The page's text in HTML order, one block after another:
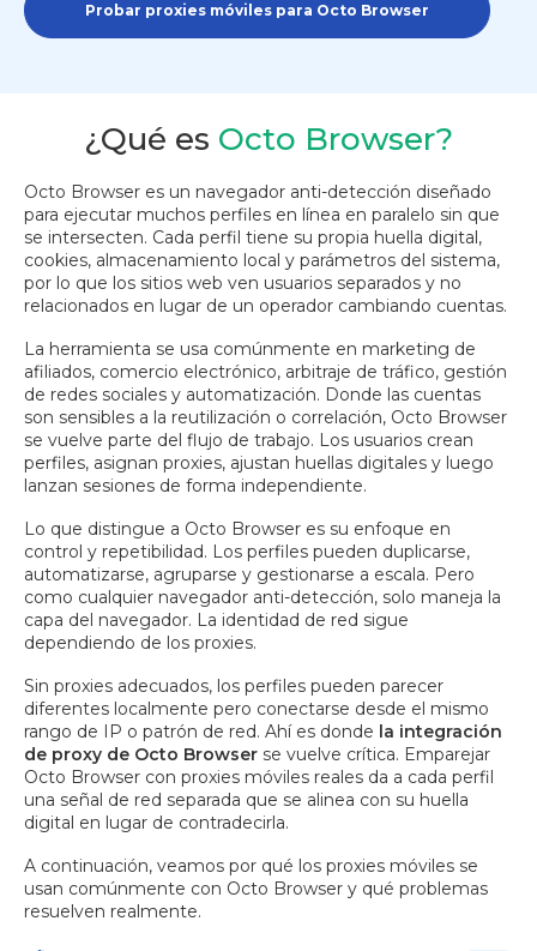
Probar proxies móviles para Octo Browser
¿Qué es Octo Browser?
Octo Browser es un navegador anti-detección diseñado
para ejecutar muchos perfiles en línea en paralelo sin que
se intersecten. Cada perfil tiene su propia huella digital,
cookies, almacenamiento local y parámetros del sistema,
por lo que los sitios web ven usuarios separados y no
relacionados en lugar de un operador cambiando cuentas.
La herramienta se usa comúnmente en marketing de
afiliados, comercio electrónico, arbitraje de tráfico, gestión
de redes sociales y automatización. Donde las cuentas
son sensibles a la reutilización o correlación, Octo Browser
se vuelve parte del flujo de trabajo. Los usuarios crean
perfiles, asignan proxies, ajustan huellas digitales y luego
lanzan sesiones de forma independiente.
Lo que distingue a Octo Browser es su enfoque en
control y repetibilidad. Los perfiles pueden duplicarse,
automatizarse, agruparse y gestionarse a escala. Pero
como cualquier navegador anti-detección, solo maneja la
capa del navegador. La identidad de red sigue
dependiendo de los proxies.
Sin proxies adecuados, los perfiles pueden parecer
diferentes localmente pero conectarse desde el mismo
rango de IP o patrón de red. Ahí es donde la integración
de proxy de Octo Browser se vuelve crítica. Emparejar
Octo Browser con proxies móviles reales da a cada perfil
una señal de red separada que se alinea con su huella
digital en lugar de contradecirla.
A continuación, veamos por qué los proxies móviles se
usan comúnmente con Octo Browser y qué problemas
resuelven realmente.